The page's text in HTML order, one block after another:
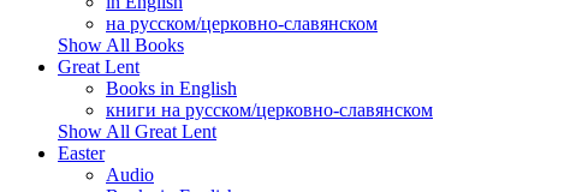
на русском/церковно-славянском
Show All Books
Great Lent
Books in English
книги на русском/церковно-славянском
Show All Great Lent
Easter
Audio